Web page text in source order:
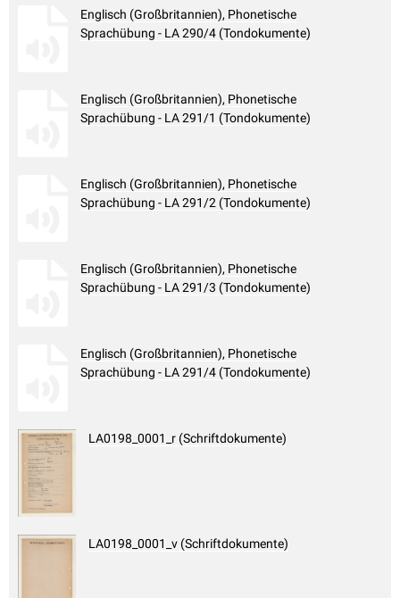
Englisch (Großbritannien), Phonetische
Sprachübung - LA 290/4 (Tondokumente)
Englisch (Großbritannien), Phonetische
Sprachübung - LA 291/1 (Tondokumente)
Englisch (Großbritannien), Phonetische
Sprachübung - LA 291/2 (Tondokumente)
Englisch (Großbritannien), Phonetische
Sprachübung - LA 291/3 (Tondokumente)
Englisch (Großbritannien), Phonetische
Sprachübung - LA 291/4 (Tondokumente)
LA0198_0001_r (Schriftdokumente)
LA0198_0001_v (Schriftdokumente)